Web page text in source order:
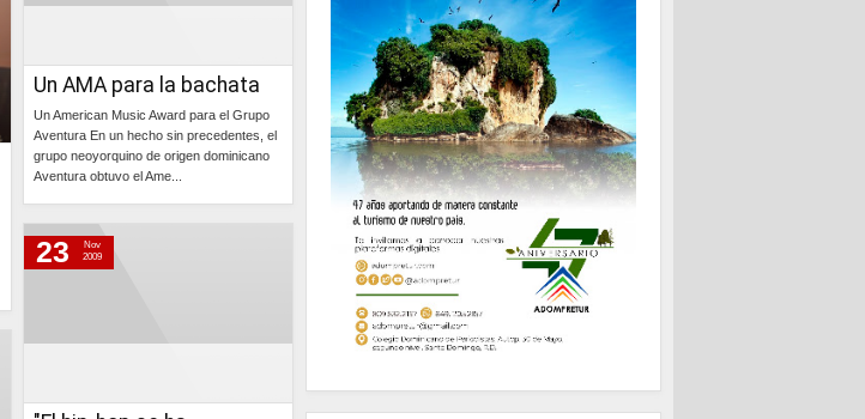
Un AMA para la bachata
Un American Music Award para el Grupo
Aventura En un hecho sin precedentes, el
grupo neoyorquino de origen dominicano
Aventura obtuvo el Ame...
23
Nov
2009